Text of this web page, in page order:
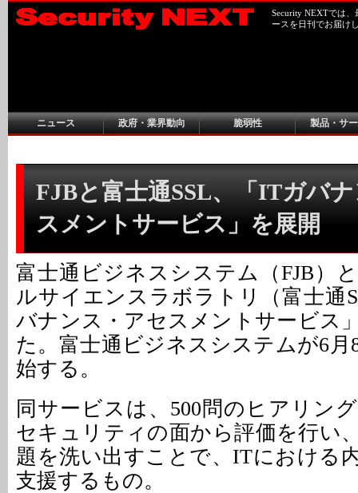
Security NEXTでは
ースを日刊でお届け
ニュース 政府・業界動向 脆弱性 製品・サ
FJBと富士通SSL、「ITガバ
スメントサービス」を展開
富士通ビジネスシステム（FJB）
ルサイエンスラボラトリ（富士通
バナンス・アセスメントサービス
た。富士通ビジネスシステムが6月
始する。
同サービスは、500問のヒアリン
セキュリティの面から評価を行い
題を洗い出すことで、ITにおける
支援するもの。